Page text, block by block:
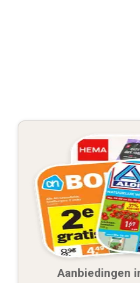
Aanbiedingen